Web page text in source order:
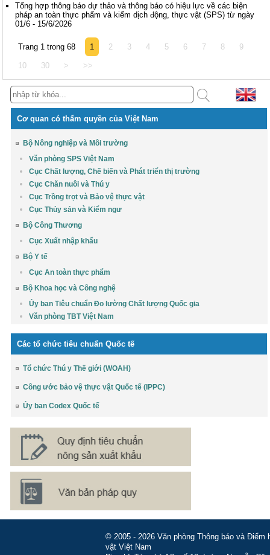
Tổng hợp thông báo dự thảo và thông báo có hiệu lực về các biện
pháp an toàn thực phẩm và kiểm dịch động, thực vật (SPS) từ ngày
01/6 - 15/6/2026
Trang 1 trong 68 1 2 3 4 5 6 7 8 9
10 30 > >>
Cơ quan có thẩm quyền của Việt Nam
Bộ Nông nghiệp và Môi trường
Văn phòng SPS Việt Nam
Cục Chất lượng, Chế biến và Phát triển thị trường
Cục Chăn nuôi và Thú y
Cục Trồng trọt và Bảo vệ thực vật
Cục Thủy sản và Kiểm ngư
Bộ Công Thương
Cục Xuất nhập khẩu
Bộ Y tế
Cục An toàn thực phẩm
Bộ Khoa học và Công nghệ
Ủy ban Tiêu chuẩn Đo lường Chất lượng Quốc gia
Văn phòng TBT Việt Nam
Các tổ chức tiêu chuẩn Quốc tế
Tổ chức Thú y Thế giới (WOAH)
Công ước bảo vệ thực vật Quốc tế (IPPC)
Ủy ban Codex Quốc tế
© 2005 - 2026 Văn phòng Thông báo và
vật Việt Nam